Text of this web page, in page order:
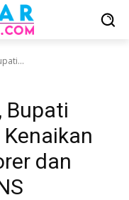
Bupati
dan